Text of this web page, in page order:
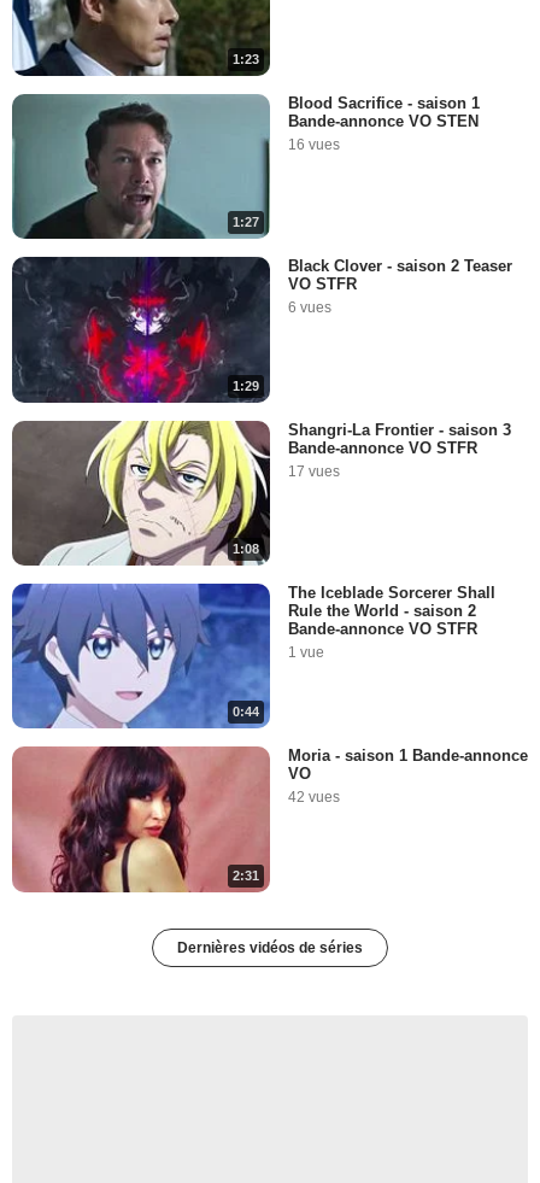
1:23
1:27
Blood Sacrifice - saison 1
Bande-annonce VO STEN
16 vues
1:29
Black Clover - saison 2 Teaser
VO STFR
6 vues
1:08
Shangri-La Frontier - saison 3
Bande-annonce VO STFR
17 vues
0:44
The Iceblade Sorcerer Shall
Rule the World - saison 2
Bande-annonce VO STFR
1 vue
2:31
Moria - saison 1 Bande-annonce
VO
42 vues
Dernières vidéos de séries